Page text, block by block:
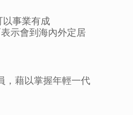
以事業有成
示會到海內外定居
，藉以掌握年輕一代